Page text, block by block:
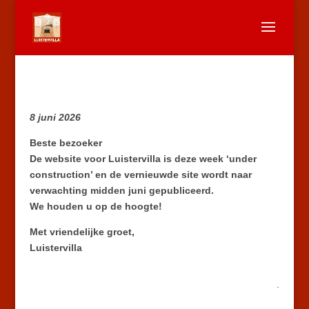
8 juni 2026
Beste bezoeker
De website voor Luistervilla is deze week ‘under
construction’ en de vernieuwde site wordt naar
verwachting midden juni gepubliceerd.
We houden u op de hoogte!
Met vriendelijke groet,
Luistervilla